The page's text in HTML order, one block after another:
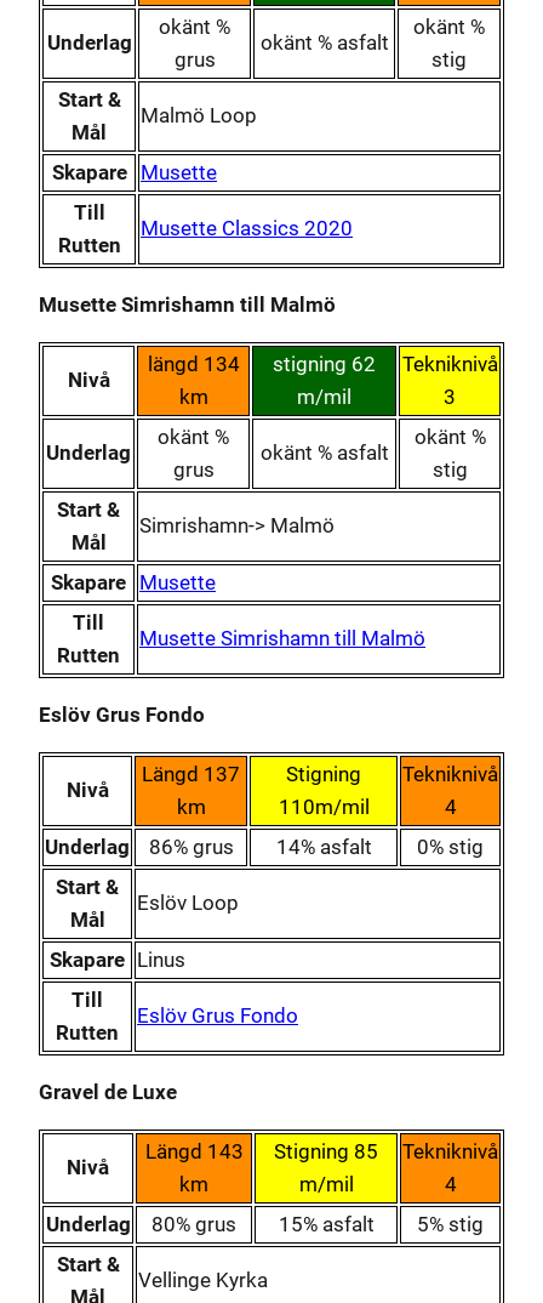
Underlag
okänt %
grus
okänt % asfalt
okänt %
stig
Start &
Mål
Malmö Loop
Skapare
Musette
Till
Rutten
Musette Classics 2020
Musette Simrishamn till Malmö
Nivå
längd 134
km
stigning 62
m/mil
Tekniknivå
3
Underlag
okänt %
grus
okänt % asfalt
okänt %
stig
Start &
Mål
Simrishamn-> Malmö
Skapare Musette
Till
Rutten
Musette Simrishamn till Malmö
Eslöv Grus Fondo
Nivå
Längd 137
km
Stigning
110m/mil
Tekniknivå
4
Underlag
86% grus 14% asfalt
0% stig
Start &
Mål
Eslöv Loop
Skapare Linus
Till
Rutten
Eslöv Grus Fondo
Gravel de Luxe
Nivå
Längd 143
km
Stigning 85
m/mil
Tekniknivå
4
Underlag
80% grus 15% asfalt
5% stig
Start &
Mål
Vellinge Kyrka